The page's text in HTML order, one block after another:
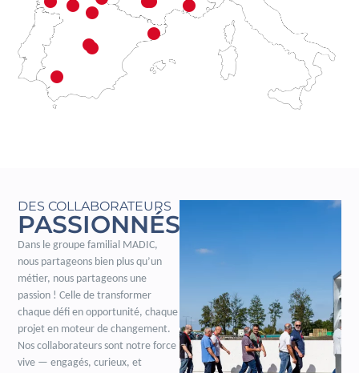
DES COLLABORATEURS
PASSIONNÉS
Dans le groupe familial MADIC,
nous partageons bien plus qu’un
métier, nous partageons une
passion ! Celle de transformer
chaque défi en opportunité, chaque
projet en moteur de changement.
Nos collaborateurs sont notre force
vive — engagés, curieux, et